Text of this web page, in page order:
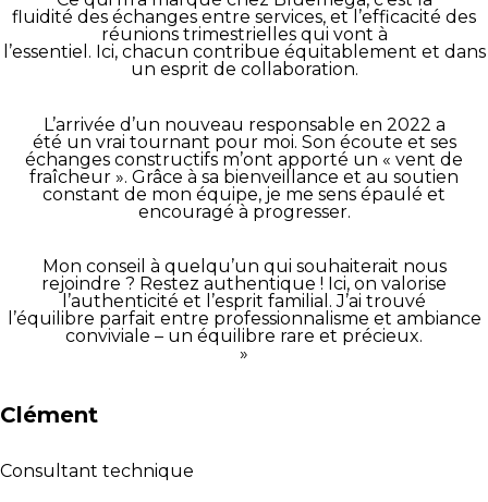
fluidité des échanges entre services, et l’efficacité des
réunions trimestrielles qui vont à
l’essentiel. Ici, chacun contribue équitablement et dans
un esprit de collaboration.
L’arrivée d’un nouveau responsable en 2022 a
été un vrai tournant pour moi. Son écoute et ses
échanges constructifs m’ont apporté un « vent de
fraîcheur ». Grâce à sa bienveillance et au soutien
constant de mon équipe, je me sens épaulé et
encouragé à progresser.
Mon conseil à quelqu’un qui souhaiterait nous
rejoindre ? Restez authentique ! Ici, on valorise
l’authenticité et l’esprit familial. J’ai trouvé
l’équilibre parfait entre professionnalisme et ambiance
conviviale – un équilibre rare et précieux.
»
Clément
Consultant technique